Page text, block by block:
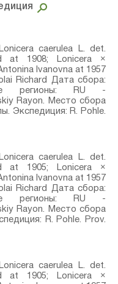
caerulea L.⁣ det.
at 1908; Lonicera ×
Ivanovna at 1957
Richard Дата сбора:
регионы: RU -
Rayon. Место сбора
Экспедиция: R. Pohle.
caerulea L.⁣ det.
at 1905; Lonicera ×
Ivanovna at 1957
Richard Дата сбора:
регионы: RU -
Rayon. Место сбора
R. Pohle. Prov.
caerulea L.⁣ det.
at 1905; Lonicera ×